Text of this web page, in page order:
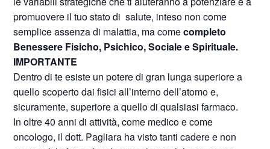
promuovere il tuo stato di salute, inteso non come
semplice assenza di malattia, ma comecompleto
Benessere Fisicho, Psichico, Sociale e Spirituale.
IMPORTANTE
Dentro di te esiste un potere di gran lunga superiore a
quello scoperto dai fisici all’interno dell’atomo e,
sicuramente, superiore a quello di qualsiasi farmaco.
In oltre 40 anni di attività, come medico e come
oncologo, il dott. Pagliara ha visto tanti cadere e non